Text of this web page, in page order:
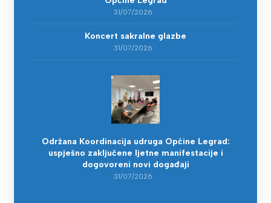
31/07/2026
Koncert sakralne glazbe
31/07/2026
Održana Koordinacija udruga Općine Legrad:
uspješno zaključene ljetne manifestacije i
dogovoreni novi događaji
31/07/2026